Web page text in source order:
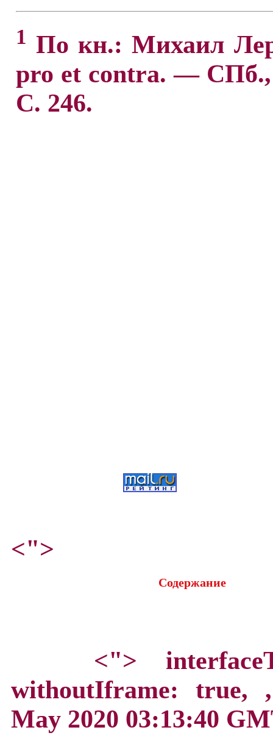
1 По кн.: Михаил
pro et contra. —
С. 246.
<">
Содержание
<">
withoutIframe: true,
May 2020 03:13:40